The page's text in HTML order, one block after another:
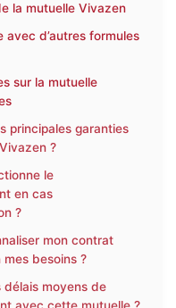
la mutuelle Vivazen
d’autres formules
sur la mutuelle
principales garanties
?
le
en cas
?
mon contrat
besoins ?
délais moyens de